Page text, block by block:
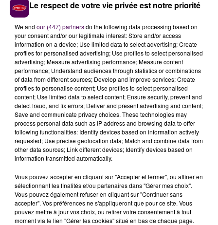
"La justification de la région -qui dit privilégier
l’organisation du Millénaire de Guillaume en 2027-
n'est pas acceptable !Elle interroge par ailleurs sur
la pérennité des aides accordées par la collectivité
dans le cadre de sa politique culturelle dans le
double contexte du coût croissant de l'opération
Millénaire et des contraintes financières qui pèsent
sur la région Normandie. Un grand événement,
aussi légitime soit-il, ne saurait servir de prétexte à
assécher toute le reste de la politique culturelle
régionale. Le monde culturel normand ne s'y est
d'ailleurs pas trompé en dénonçant par voie de
pétition un véritable déséquilibre territorial et le
risque d'une Normandie de la culture à deux vitesse"
ajoute-t-on.
LES ORGANISATEURS DE L'ARMADA NE
COMMENTENT PAS
Le respect de votre vie privée est notre priorité
We and our (447) partnersdo the following data processing based on
your consent and/or our legitimate interest: Store and/or access
information on a device; Use limited data to select advertising; Create
profiles for personalised advertising; Use profiles to select personalised
advertising; Measure advertising performance; Measure content
performance; Understand audiences through statistics or combinations
of data from different sources; Develop and improve services; Create
profiles to personalise content; Use profiles to select personalised
content; Use limited data to select content; Ensure security, prevent and
detect fraud, and fix errors; Deliver and present advertising and content;
Save and communicate privacy choices. These technologies may
process personal data such as IP address and browsing data to offer
following functionalities: Identify devices based on information actively
requested; Use precise geolocation data; Match and combine data from
other data sources; Link different devices; Identify devices based on
information transmitted automatically.
Vous pouvez accepter en cliquant sur "Accepter et fermer", ou affiner en
sélectionnant les finalités et/ou partenaires dans "Gérer mes choix".
Vous pouvez également refuser en cliquant sur "Continuer sans
accepter". Vos préférences ne s'appliqueront que pour ce site. Vous
pouvez mettre à jour vos choix, ou retirer votre consentement à tout
moment via le lien "Gérer les cookies" situé en bas de chaque page.